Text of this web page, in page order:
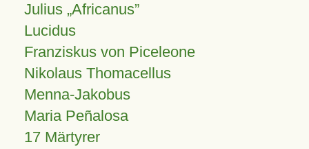
Julius Africanus
Lucidus
Franziskus von Piceleone
Nikolaus Thomacellus
Menna-Jakobus
Maria Peñalosa
17 Märtyrer